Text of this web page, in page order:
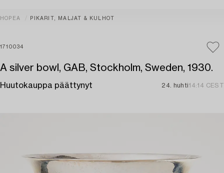
HOPEA PIKARIT, MALJAT & KULHOT
1710034
A silver bowl, GAB, Stockholm, Sweden, 1930.
Huutokauppa päättynyt 24. huhti14:14 CEST